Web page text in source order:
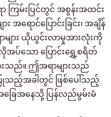
ာ ကြမ်းပြင်တွင် အစွန်းအထင်း
း အရောင်ပြောင်းခြင်း၊ အချိန်
များ ယိုယွင်းလာမှုအားလုံးကို
အပ်သော ပြောင်းရွှေ့စရိတ်
ားသည်။ ဤအရာများသည်
ပြုသည့်အခါတွင် ဖြစ်ပေါ်သည့်
ခြေအနေသို့ ပြန်လည်မွမ်းမံ